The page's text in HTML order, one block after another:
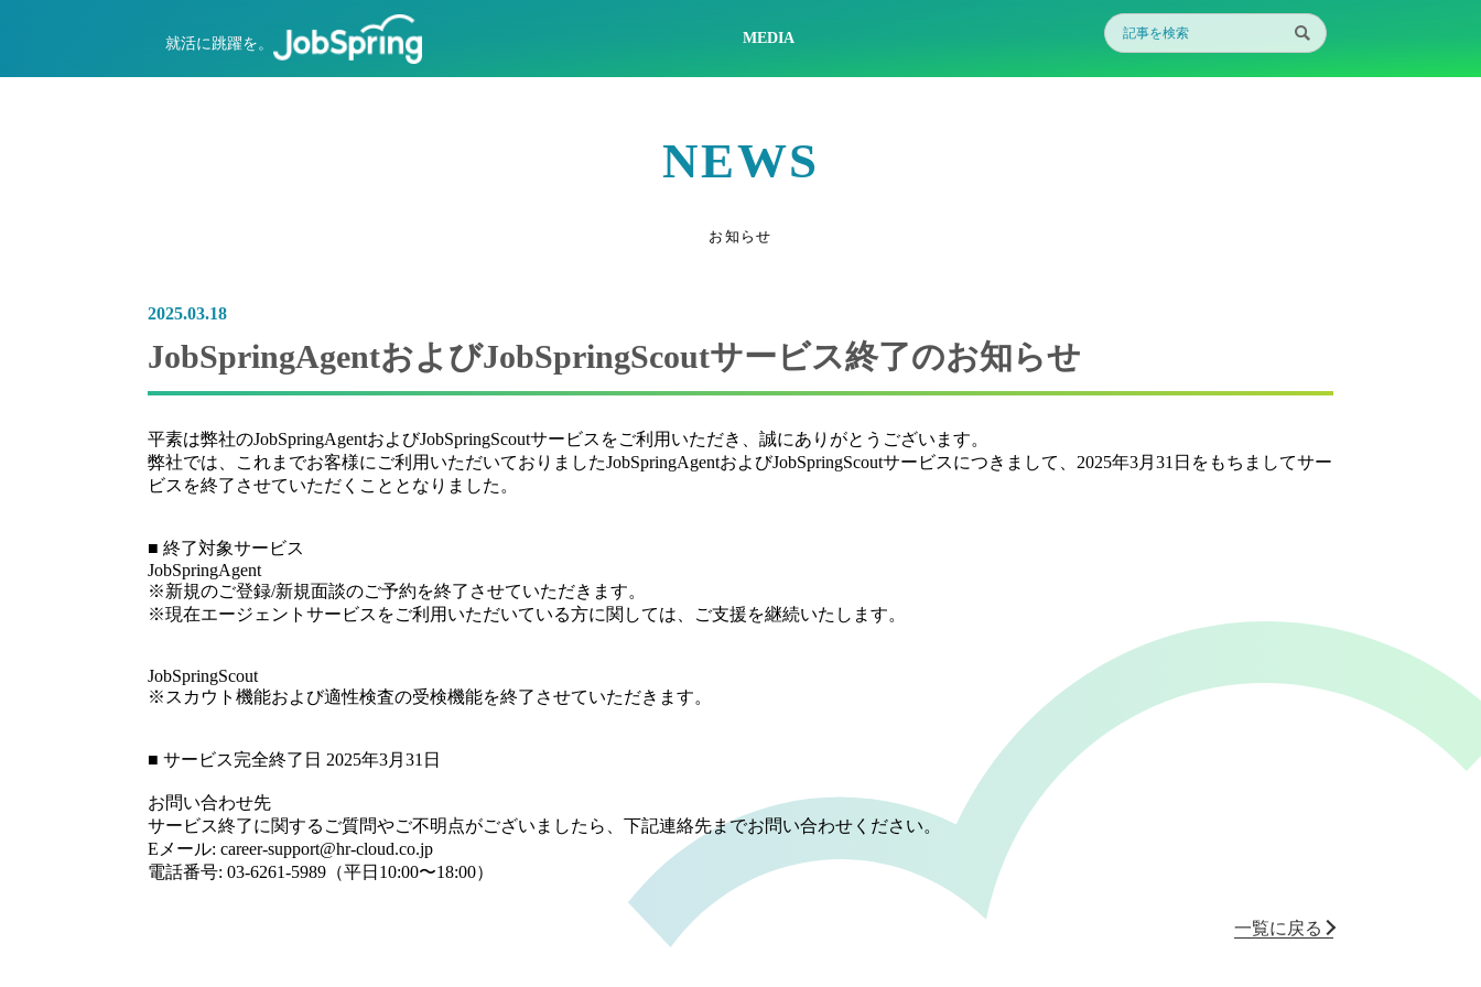
就活に跳躍を。 MEDIA
NEWS
お知らせ
2025.03.18
JobSpringAgentおよびJobSpringScoutサービス終了のお知らせ
平素は弊社のJobSpringAgentおよびJobSpringScoutサービスをご利用いただき、誠にありがとうございます。
弊社では、これまでお客様にご利用いただいておりましたJobSpringAgentおよびJobSpringScoutサービスにつきまして、2025年3月31日をもちましてサー
ビスを終了させていただくこととなりました。
■ 終了対象サービス
JobSpringAgent
※新規のご登録/新規面談のご予約を終了させていただきます。
※現在エージェントサービスをご利用いただいている方に関しては、ご支援を継続いたします。
JobSpringScout
※スカウト機能および適性検査の受検機能を終了させていただきます。
■ サービス完全終了日 2025年3月31日
お問い合わせ先
サービス終了に関するご質問やご不明点がございましたら、下記連絡先までお問い合わせください。
Eメール: career-support@hr-cloud.co.jp
電話番号: 03-6261-5989（平日10:00〜18:00）
一覧に戻る